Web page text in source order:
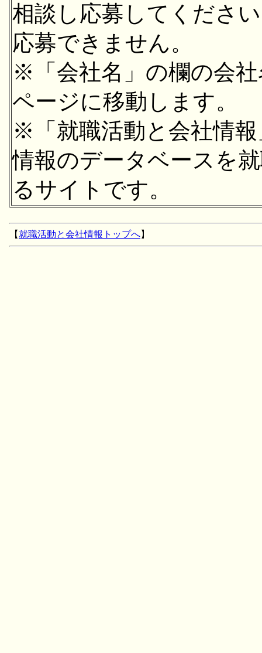
相談し応募してくださ
応募できません。
※「会社名」の欄の会
ページに移動します。
※「就職活動と会社情
情報のデータベースを
るサイトです。
【 就職活動と会社情報トップへ】